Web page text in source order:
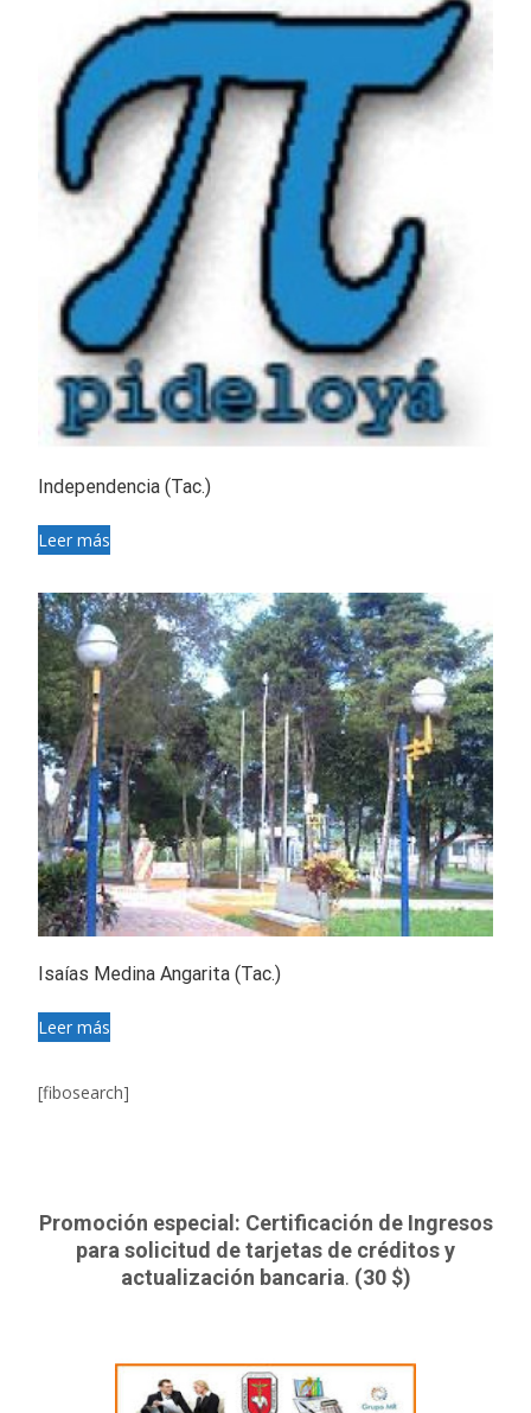
Independencia (Tac.)
Leer más
Isaías Medina Angarita (Tac.)
Leer más
[fibosearch]
Promoción especial: Certificación de Ingresos
para solicitud de tarjetas de créditos y
actualización bancaria. (30 $)